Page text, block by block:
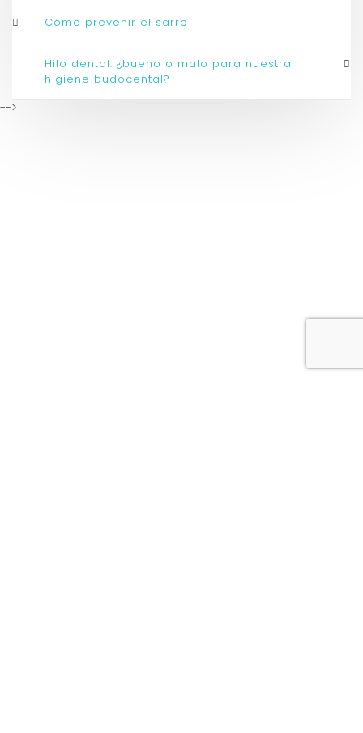
Cómo prevenir el sarro
Hilo dental: ¿bueno o malo para nuestra
higiene budocental?
-->